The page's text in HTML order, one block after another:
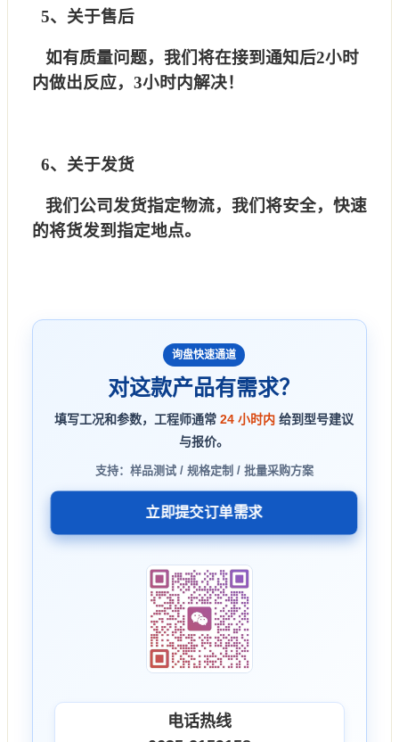
5、关于售后
如有质量问题，我们将在接到通知后2小时
内做出反应，3小时内解决！
6、关于发货
我们公司发货指定物流，我们将安全，快速
的将货发到指定地点。
询盘快速通道
对这款产品有需求？
填写工况和参数，工程师通常 24 小时内 给到型号建议
与报价。
支持：样品测试 / 规格定制 / 批量采购方案
立即提交订单需求
电话热线